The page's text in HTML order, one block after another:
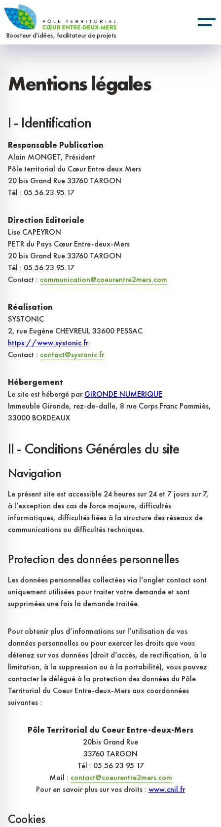
Aller
au
contenu
Boosteur d’idées, facilitateur de projets
Mentions légales
I - Identification
Responsable Publication
Alain MONGET, Président
Pôle territorial du Cœur Entre deux Mers
20 bis Grand Rue 33760 TARGON
Tél : 05.56.23.95.17
Direction Editoriale
Lise CAPEYRON
PETR du Pays Cœur Entre-deux-Mers
20 bis Grand Rue 33760 TARGON
Tél : 05.56.23.95.17
Contact : communication@coeurentre2mers.com
Réalisation
SYSTONIC
2, rue Eugène CHEVREUL 33600 PESSAC
https://www.systonic.fr
Contact : contact@systonic.fr
Hébergement
Le site est hébergé parGIRONDE NUMERIQUE
Immeuble Gironde, rez-de-dalle, 8 rue Corps Franc Pommiès,
33000 BORDEAUX
II - Conditions Générales du site
Navigation
Le présent site est accessible 24 heures sur 24 et 7 jours sur 7,
à l’exception des cas de force majeure, difficultés
informatiques, difficultés liées à la structure des réseaux de
communications ou difficultés techniques.
Protection des données personnelles
Les données personnelles collectées via l’onglet contact sont
uniquement utilisées pour traiter votre demande et sont
supprimées une fois la demande traitée.
Pour obtenir plus d’informations sur l’utilisation de vos
données personnelles ou pour exercer les droits que vous
détenez sur vos données (droit d’accès, de rectification, à la
limitation, à la suppression ou à la portabilité), vous pouvez
contacter le délégué à la protection des données du Pôle
Territorial du Coeur Entre-deux-Mers aux coordonnées
suivantes :
Pôle Territorial du Coeur Entre-deux-Mers
20bis Grand Rue
33760 TARGON
Tél : 05 56 23 95 17
Mail : contact@coeurentre2mers.com
Pour en savoir plus sur vos droits : www.cnil.fr
Cookies
Panneau de gestion des cookies